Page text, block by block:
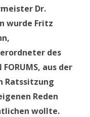
Dr.
wurde Fritz
des
FORUMS, aus der
Ratssitzung
Reden
wollte.